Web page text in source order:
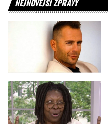
NEJNOVĚJŠÍ ZPRÁVY